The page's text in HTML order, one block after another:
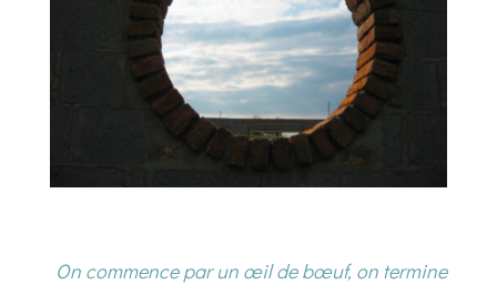
On commence par un œil de bœuf, on termine